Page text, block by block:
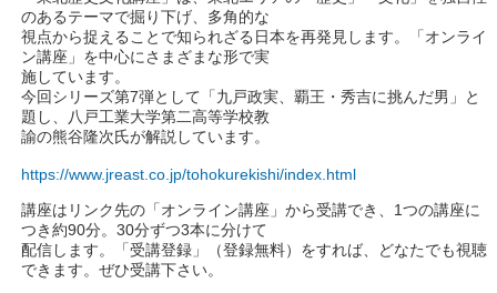
のあるテーマで掘り下げ、多角的な
視点から捉えることで知られざる日本を再発見します。「オンライ
ン講座」を中心にさまざまな形で実
施しています。
今回シリーズ第7弾として「九戸政実、覇王・秀吉に挑んだ男」と
題し、八戸工業大学第二高等学校教
諭の熊谷隆次氏が解説しています。
https://www.jreast.co.jp/tohokurekishi/index.html
講座はリンク先の「オンライン講座」から受講でき、1つの講座に
つき約90分。30分ずつ3本に分けて
配信します。「受講登録」（登録無料）をすれば、どなたでも視聴
できます。ぜひ受講下さい。